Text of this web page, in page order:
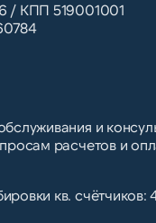
/ КПП 519001001
и
расчетов и
кв. счётчиков: